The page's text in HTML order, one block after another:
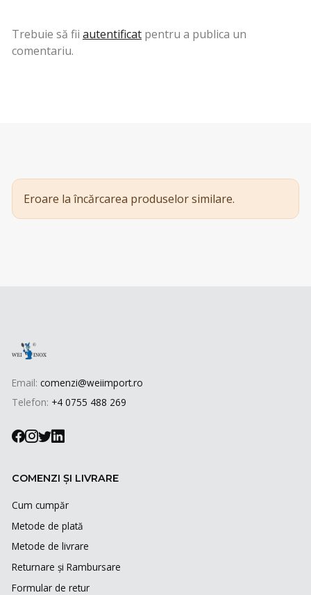
Trebuie să fii autentificat pentru a publica un
comentariu.
Eroare la încărcarea produselor similare.
Email: comenzi@weiimport.ro
Telefon: +4 0755 488 269
COMENZI ȘI LIVRARE
Cum cumpăr
Metode de plată
Metode de livrare
Returnare și Rambursare
Formular de retur